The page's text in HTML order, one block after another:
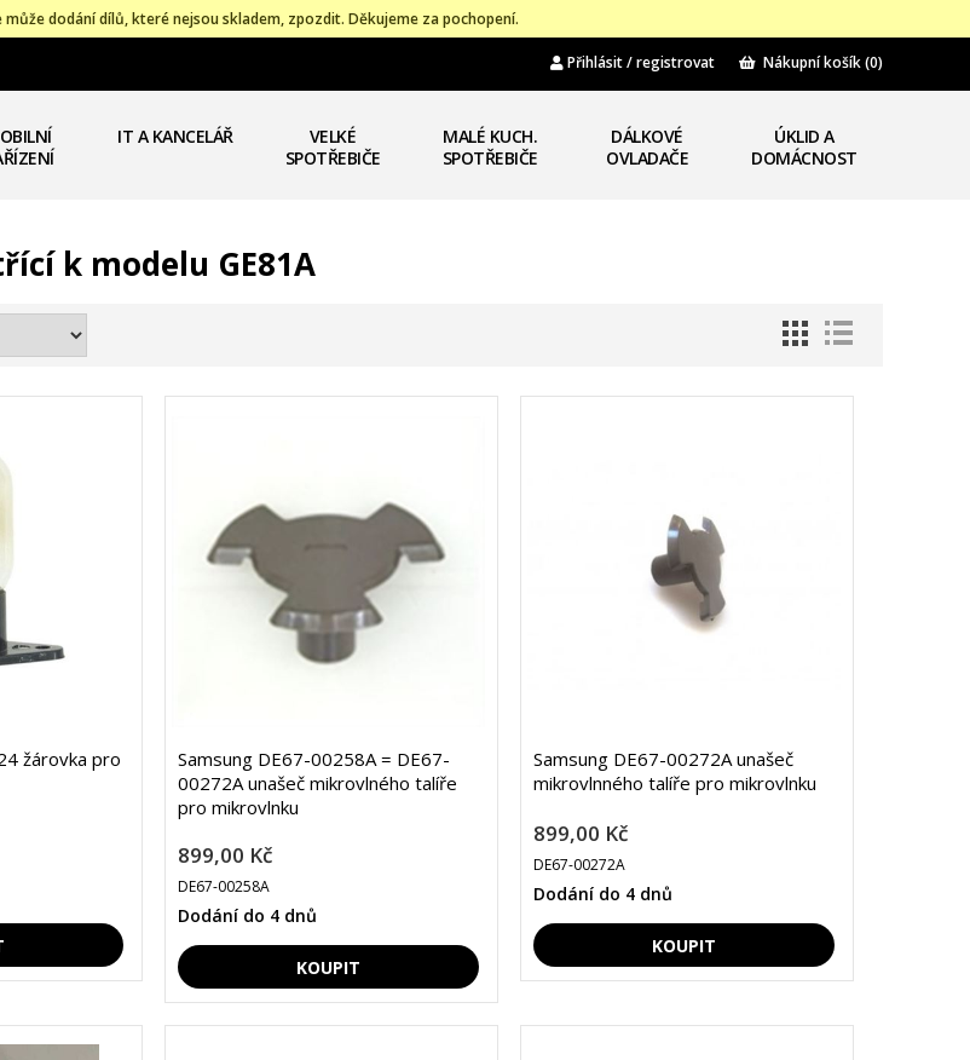
dodání dílů, které nejsou skladem, zpozdit. Děkujeme za pochopení.
Přihlásit / registrovat Nákupní košík(0)
IT A KANCELÁŘ
VELKÉ
SPOTŘEBIČE
MALÉ KUCH.
SPOTŘEBIČE
DÁLKOVÉ
OVLADAČE
ÚKLID A
DOMÁCNOST
k modelu GE81A
žárovka pro
Samsung DE67-00258A = DE67-
00272A unašeč mikrovlného talíře
pro mikrovlnku
899,00 Kč
DE67-00258A
Dodání do 4 dnů
Samsung DE67-00272A unašeč
mikrovlnného talíře pro mikrovlnku
899,00 Kč
DE67-00272A
Dodání do 4 dnů